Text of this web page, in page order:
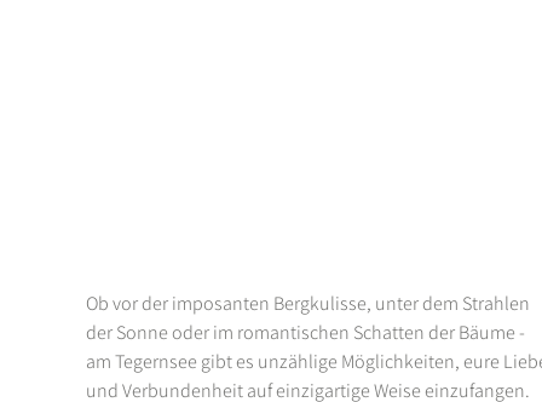
Ob vor der imposanten Bergkulisse, unter dem Strahlen
der Sonne oder im romantischen Schatten der Bäume -
am Tegernsee gibt es unzählige Möglichkeiten, eure
und Verbundenheit auf einzigartige Weise einzufangen.